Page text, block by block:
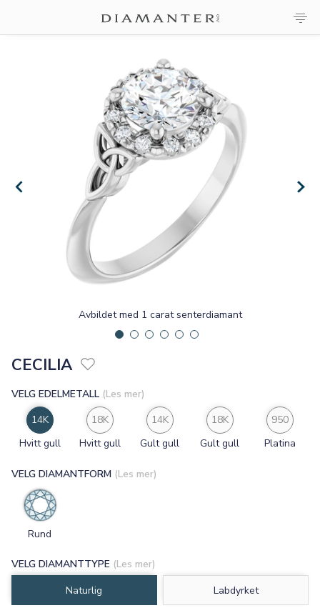
×
×
Avbildet med 1 carat senterdiamant
CECILIA
VELG DIAMANTTYPE (Les mer)
Naturlig
Labdyrket
VELG EDELMETALL (Les mer)
14K
Hvitt gull
18K
Hvitt gull
14K
Gult gull
18K
Gult gull
950
Platina
VELG DIAMANTFORM (Les mer)
Rund